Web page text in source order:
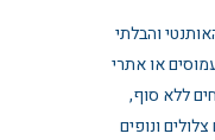
והבלתי
או אתרי
ללא סוף,
ונופים